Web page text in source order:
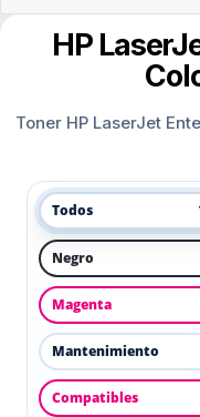
HP
Toner HP LaserJet
Todos
Negro
Magenta
Mantenimiento
Compatibles